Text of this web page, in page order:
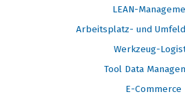
LEAN-
Arbeitsplatz- und
Werkzeug-
Tool Data
E-Commerce